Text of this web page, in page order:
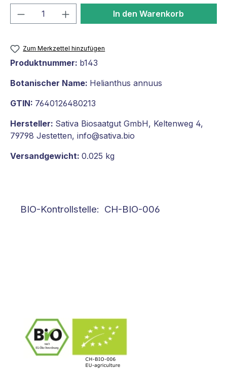
Produkt Anzahl: Gib denIn den Warenkorb
Zum Merkzettel hinzufügen
Produktnummer: b143
Botanischer Name: Helianthus annuus
GTIN: 7640126480213
Hersteller: Sativa Biosaatgut GmbH, Keltenweg 4,
79798 Jestetten, info@sativa.bio
Versandgewicht: 0.025 kg
BIO-Kontrollstelle: CH-BIO-006